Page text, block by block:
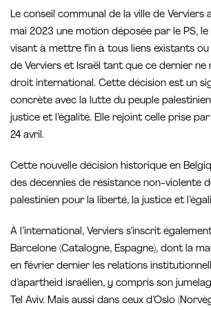
Le conseil communal de la ville de
mai 2023 une motion déposée par le PS, le
visant à mettre fin à tous liens existants
de Verviers et Israël tant que ce dernier ne
droit international. Cette décision est un
concrète avec la lutte du peuple
justice et l’égalité. Elle rejoint celle prise
24 avril.
Cette nouvelle décision historique en
des décennies de résistance non-violente
palestinien pour la liberté, la justice et
À l’international, Verviers s’inscrit
Barcelone (Catalogne, Espagne), dont la
en février dernier les relations
d’apartheid israélien, y compris son
Tel Aviv. Mais aussi dans ceux d’Oslo